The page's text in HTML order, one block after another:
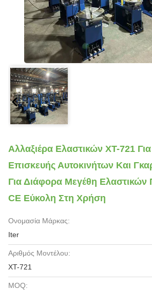
Αλλαξιέρα Ελαστικών XT-721
Επισκευής Αυτοκινήτων Και
Για Διάφορα Μεγέθη Ελαστικών
CE Εύκολη Στη Χρήση
Ονομασία Μάρκας:
Iter
Αριθμός Μοντέλου:
XT-721
MOQ: